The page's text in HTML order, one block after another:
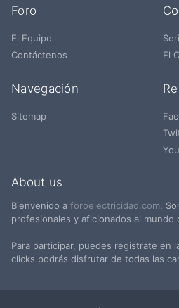
Foro
El Equipo
Contáctenos
El
Navegación
Sitemap
About us
Bienvenido a foroelectricidad.com.
profesionales y aficionados al mundo
Para participar, puedes registrate en
clicks podrás disfrutar de todas las